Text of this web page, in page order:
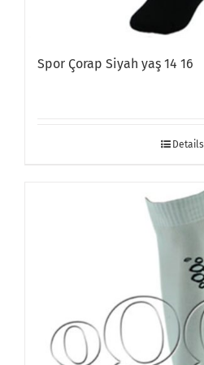
Spor Çorap Siyah yaş 14 16
Details